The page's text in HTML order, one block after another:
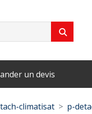
un devis
climatisat p-